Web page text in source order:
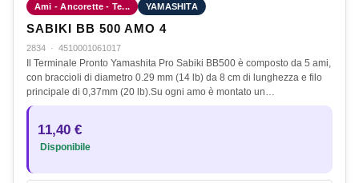
Ami - Ancorette - Te... YAMASHITA
SABIKI BB 500 AMO 4
2834 · 4510001061017
Il Terminale Pronto Yamashita Pro Sabiki BB500 è composto da 5 ami,
con braccioli di diametro 0.29 mm (14 lb) da 8 cm di lunghezza e filo
principale di 0,37mm (20 lb).Su ogni amo è montato un…
11,40 €
Disponibile